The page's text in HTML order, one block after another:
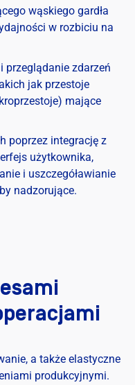
wąskiego gardła
w rozbiciu na
przeglądanie zdarzeń
jak przestoje
mające
poprzez integrację z
użytkownika,
i uszczegóławianie
nadzorujące.
a także elastyczne
produkcyjnymi.